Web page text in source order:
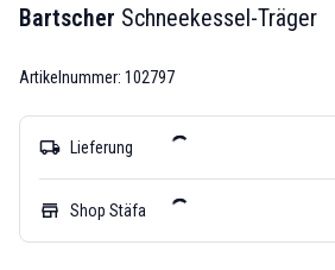
Bartscher Schneekessel-Träger
Artikelnummer: 102797
local_shipping Lieferung
store Shop Stäfa